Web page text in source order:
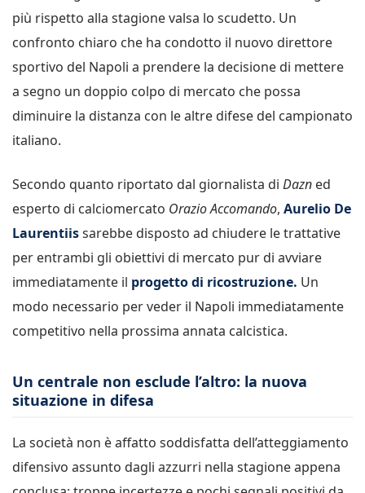
più rispetto alla stagione valsa lo scudetto. Un
confronto chiaro che ha condotto il nuovo direttore
sportivo del Napoli a prendere la decisione di mettere
a segno un doppio colpo di mercato che possa
diminuire la distanza con le altre difese del campionato
italiano.
Secondo quanto riportato dal giornalista di Dazn ed
esperto di calciomercato Orazio Accomando, Aurelio De
Laurentiissarebbe disposto ad chiudere le trattative
per entrambi gli obiettivi di mercato pur di avviare
immediatamente il progetto di ricostruzione. Un
modo necessario per veder il Napoli immediatamente
competitivo nella prossima annata calcistica.
Un centrale non esclude l’altro: la nuova
situazione in difesa
La società non è affatto soddisfatta dell’atteggiamento
difensivo assunto dagli azzurri nella stagione appena